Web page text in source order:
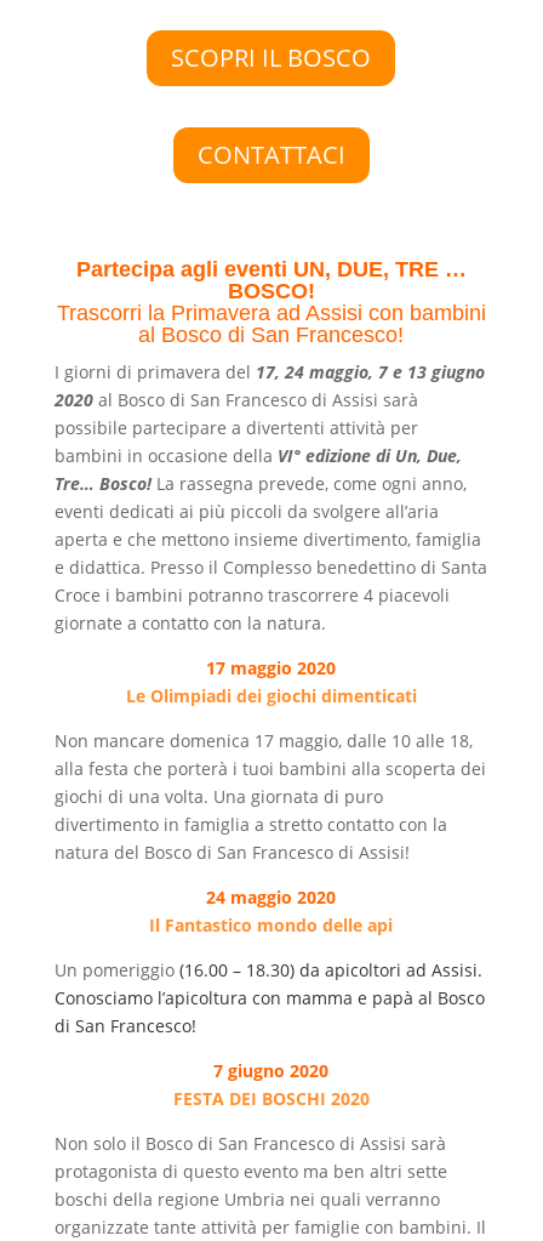
SCOPRI IL BOSCO
CONTATTACI
Partecipa agli eventi UN, DUE, TRE …
BOSCO!
Trascorri la Primavera ad Assisi con bambini
al Bosco di San Francesco!
I giorni di primavera del 17, 24 maggio, 7 e 13 giugno
2020al Bosco di San Francesco di Assisi sarà
possibile partecipare a divertenti attività per
bambini in occasione della VI° edizione di Un, Due,
Tre… Bosco!La rassegna prevede, come ogni anno,
eventi dedicati ai più piccoli da svolgere all’aria
aperta e che mettono insieme divertimento, famiglia
e didattica. Presso il Complesso benedettino di Santa
Croce i bambini potranno trascorrere 4 piacevoli
giornate a contatto con la natura.
17 maggio 2020
Le Olimpiadi dei giochi dimenticati
Non mancare domenica 17 maggio, dalle 10 alle 18,
alla festa che porterà i tuoi bambini alla scoperta dei
giochi di una volta. Una giornata di puro
divertimento in famiglia a stretto contatto con la
natura del Bosco di San Francesco di Assisi!
24 maggio 2020
Il Fantastico mondo delle api
Un pomeriggio (16.00 – 18.30) da apicoltori ad Assisi.
Conosciamo l’apicoltura con mamma e papà al Bosco
di San Francesco!
7 giugno 2020
FESTA DEI BOSCHI 2020
Non solo il Bosco di San Francesco di Assisi sarà
protagonista di questo evento ma ben altri sette
boschi della regione Umbria nei quali verranno
organizzate tante attività per famiglie con bambini. Il